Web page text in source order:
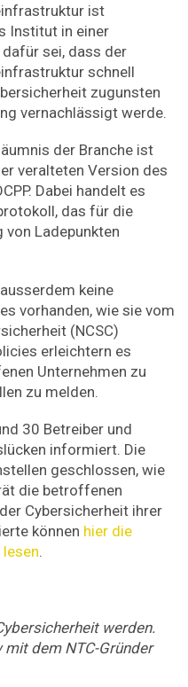
ist
Institut in einer
sei, dass der
schnell
zugunsten
vernachlässigt werde.
der Branche ist
veralteten Version des
Dabei handelt es
das für die
von Ladepunkten
keine
vorhanden, wie sie vom
(NCSC)
erleichtern es
Unternehmen zu
zu melden.
30 Betreiber und
informiert. Die
geschlossen, wie
die betroffenen
Cybersicherheit ihrer
können hier die
.
werden.
dem NTC-Gründer